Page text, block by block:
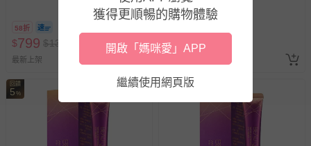
部分商品依據消費者保護法的規定，不適用七天鑑賞期/猶
豫期範圍：
易於腐敗、保存期限較短或解約時即將逾期（例如生鮮
商品、食品等）。
客製化商品（例如客製生日書、姓名貼等）。
報紙、期刊或雜誌（惟書籍如經拆封、使用，則酌收整
58折
$799 $1380
最新上架
$3000 $
回饋
5 %
回饋
獲得更順暢的購物體驗
開啟「媽咪愛」APP
繼續使用網頁版